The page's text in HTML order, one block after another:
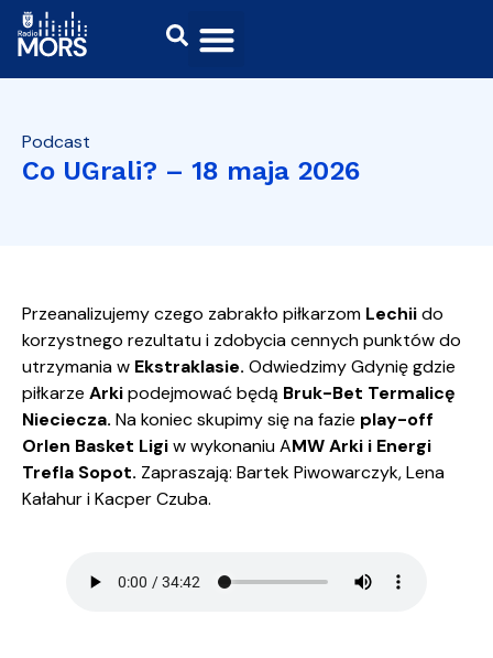
Podcast
Co UGrali? – 18 maja 2026
Przeanalizujemy czego zabrakło piłkarzom Lechiido
korzystnego rezultatu i zdobycia cennych punktów do
utrzymania w Ekstraklasie. Odwiedzimy Gdynię gdzie
piłkarze Arkipodejmować będą Bruk-Bet Termalicę
Nieciecza. Na koniec skupimy się na fazie play-off
Orlen Basket Ligiw wykonaniu AMW Arki i Energi
Trefla Sopot. Zapraszają: Bartek Piwowarczyk, Lena
Kałahur i Kacper Czuba.